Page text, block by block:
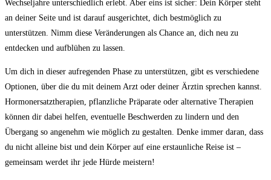
Wechseljahre unterschiedlich erlebt. Aber eins ist sicher: Dein Körper steht
an deiner Seite und ist darauf ausgerichtet, dich bestmöglich zu
unterstützen. Nimm diese Veränderungen als Chance an, dich neu zu
entdecken und aufblühen zu lassen.
Um dich in dieser aufregenden Phase zu unterstützen, gibt es verschiedene
Optionen, über die du mit deinem Arzt oder deiner Ärztin sprechen kannst.
Hormonersatztherapien, pflanzliche Präparate oder alternative Therapien
können dir dabei helfen, eventuelle Beschwerden zu lindern und den
Übergang so angenehm wie möglich zu gestalten. Denke immer daran, dass
du nicht alleine bist und dein Körper auf eine erstaunliche Reise ist –
gemeinsam werdet ihr jede Hürde meistern!